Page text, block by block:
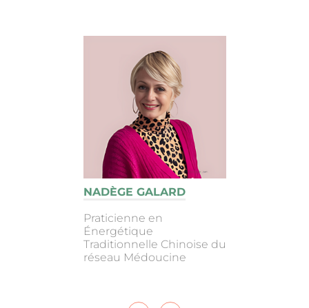
NADÈGE GALARD
Praticienne en
Énergétique
Traditionnelle Chinoise du
réseau Médoucine